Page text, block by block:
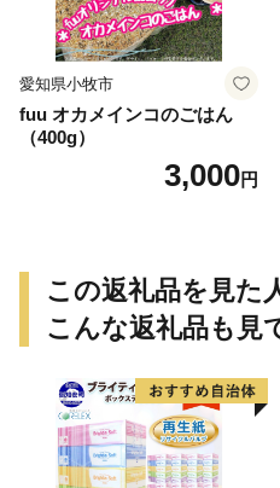
愛知県小牧市
fuu オカメインコのごはん
（400g）
3,000円
この返礼品を見た
こんな返礼品も見